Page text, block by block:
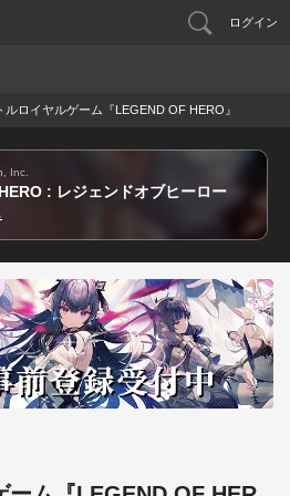
ログイン
ルロイヤルゲーム『LEGEND OF HERO』
Inc.
: レジェンドオブヒーロー